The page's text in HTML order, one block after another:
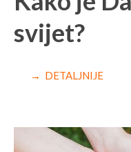
svijet?
→ DETALJNIJE